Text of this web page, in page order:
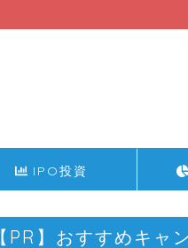
IPO投資
【PR】おすすめキャ